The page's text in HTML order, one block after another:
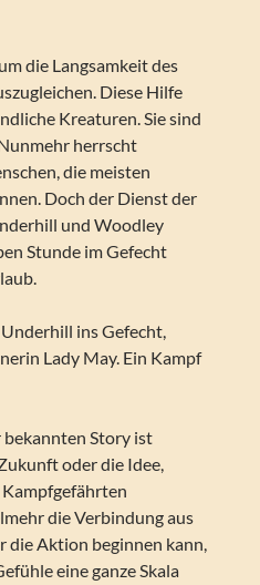
die Langsamkeit des
Diese Hilfe
Kreaturen. Sie sind
herrscht
die meisten
Doch der Dienst der
und Woodley
Stunde im Gefecht
ins Gefecht,
Lady May. Ein Kampf
bekannten Story ist
oder die Idee,
die Verbindung aus
die Aktion beginnen kann,
eine ganze Skala